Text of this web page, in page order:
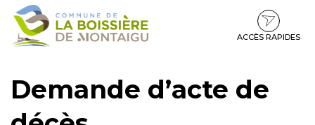
Gestion des traceurs
Aller
Aller
contenu
Aller
pied
ACCÈS RAPIDES
Demande d’acte de